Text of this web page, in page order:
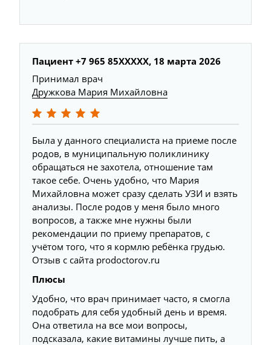
Пациент +7 965 85XXXXX, 18 марта 2026
Принимал врач
Дружкова Мария Михайловна
Была у данного специалиста на приеме после
родов, в муниципальную поликлинику
обращаться не захотела, отношение там
такое себе. Очень удобно, что Мария
Михайловна может сразу сделать УЗИ и взять
анализы. После родов у меня было много
вопросов, а также мне нужны были
рекомендации по приему препаратов, с
учётом того, что я кормлю ребёнка грудью.
Отзыв с сайта prodoctorov.ru
Плюсы
Удобно, что врач принимает часто, я смогла
подобрать для себя удобный день и время.
Она ответила на все мои вопросы,
подсказала, какие витамины лучше пить, а